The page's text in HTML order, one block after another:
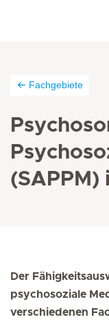
Fachgebiete
(SAPPM)
Der
psychosoziale
verschiedenen